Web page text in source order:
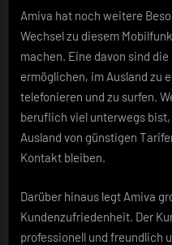
Amiva hat noch weitere
Wechsel zu diesem
machen. Eine davon sind
ermöglichen, im Ausland zu
telefonieren und zu surfen.
beruflich viel unterwegs
Ausland von günstigen
Kontakt bleiben.
Darüber hinaus legt Amiva
Kundenzufriedenheit. Der
professionell und freundlich